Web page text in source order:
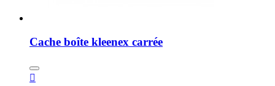
Cache boîte kleenex carrée
